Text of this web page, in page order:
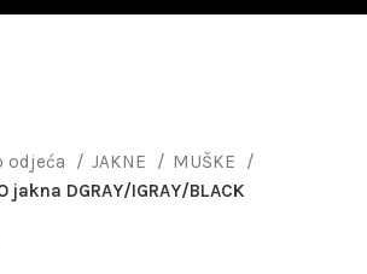
odjeća JAKNE
MUŠKE
jakna DGRAY/IGRAY/BLACK